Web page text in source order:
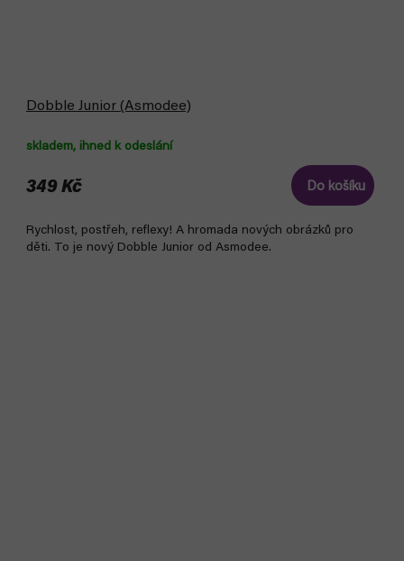
Dobble Junior (Asmodee)
skladem, ihned k odeslání
349 Kč Do košíku
Rychlost, postřeh, reflexy! A hromada nových obrázků pro
děti. To je nový Dobble Junior od Asmodee.